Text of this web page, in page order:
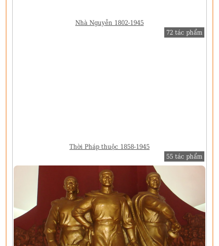
Nhà Nguyễn 1802-1945
72 tác phẩm
Thời Pháp thuộc 1858-1945
55 tác phẩm